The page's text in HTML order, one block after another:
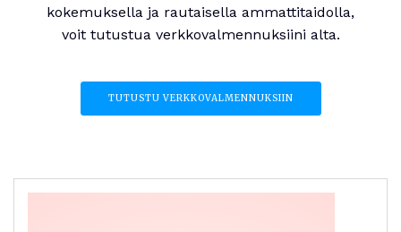
kokemuksella ja rautaisella ammattitaidolla,
voit tutustua verkkovalmennuksiini alta.
TUTUSTU VERKKOVALMENNUKSIIN